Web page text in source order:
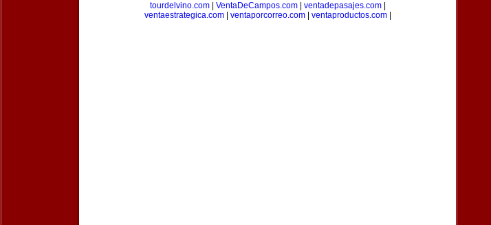
tourdelvino.com| VentaDeCampos.com| ventadepasajes.com|
ventaestrategica.com| ventaporcorreo.com| ventaproductos.com|